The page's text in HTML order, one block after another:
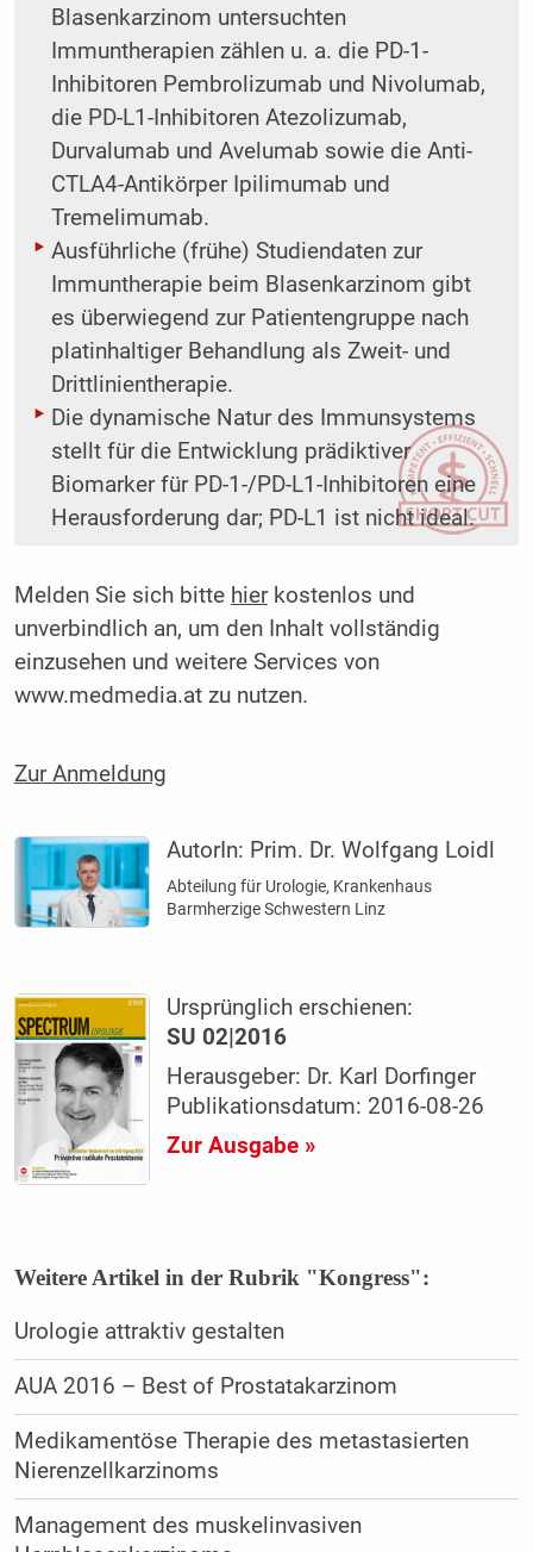
Blasenkarzinom untersuchten
Immuntherapien zählen u. a. die PD-1-
Inhibitoren Pembrolizumab und Nivolumab,
die PD-L1-Inhibitoren Atezolizumab,
Durvalumab und Avelumab sowie die Anti-
CTLA4-Antikörper Ipilimumab und
Tremelimumab.
Ausführliche (frühe) Studiendaten zur
Immuntherapie beim Blasenkarzinom gibt
es überwiegend zur Patientengruppe nach
platinhaltiger Behandlung als Zweit- und
Drittlinientherapie.
Die dynamische Natur des Immunsystems
stellt für die Entwicklung prädiktiver
Biomarker für PD-1-/PD-L1-Inhibitoren eine
Herausforderung dar; PD-L1 ist nicht ideal.
Melden Sie sich bitte hierkostenlos und
unverbindlich an, um den Inhalt vollständig
einzusehen und weitere Services von
www.medmedia.at zu nutzen.
Zur Anmeldung
AutorIn: Prim. Dr. Wolfgang Loidl
Abteilung für Urologie, Krankenhaus
Barmherzige Schwestern Linz
Ursprünglich erschienen:
SU 02|2016
Herausgeber: Dr. Karl Dorfinger
Publikationsdatum: 2016-08-26
Zur Ausgabe »
Weitere Artikel in der Rubrik "Kongress":
Urologie attraktiv gestalten
AUA 2016 – Best of Prostatakarzinom
Medikamentöse Therapie des metastasierten
Nierenzellkarzinoms
Management des muskelinvasiven